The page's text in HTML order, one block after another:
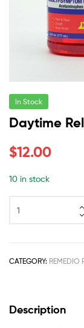
In Stock
Daytime
$12.00
10 in stock
CATEGORY: REMEDIO
Description